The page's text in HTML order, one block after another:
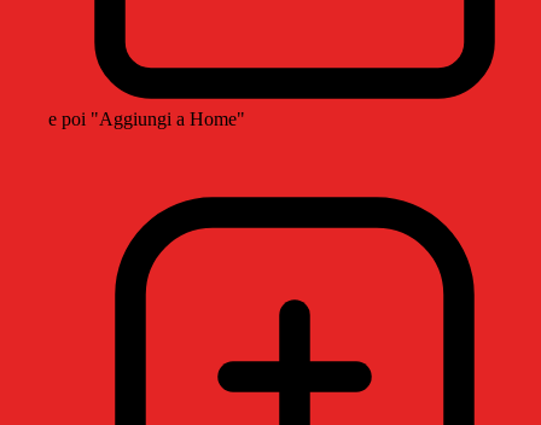
e poi "Aggiungi a Home"